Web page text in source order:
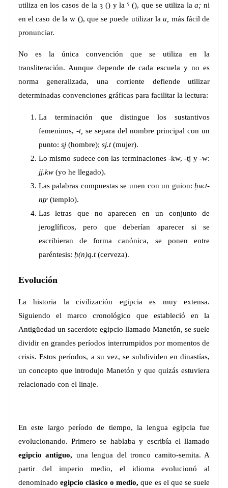
utiliza en los casos de la ȝ () y la ˁ (), que se utiliza laa; ni
en el caso de la w (), que se puede utilizar la u, más fácil de
pronunciar.
No es la única convención que se utiliza en la
transliteración. Aunque depende de cada escuela y no es
norma generalizada, una corriente defiende utilizar
determinadas convenciones gráficas para facilitar la lectura:
La terminación que distingue los sustantivos
femeninos, -t, se separa del nombre principal con un
punto: sj(hombre); sj.t(mujer).
Lo mismo sudece con las terminaciones -kw, -tj y -w:
jj.kw(yo he llegado).
Las palabras compuestas se unen con un guion:ḥw.t-
nṯr (templo).
Las letras que no aparecen en un conjunto de
jeroglíficos, pero que deberían aparecer si se
escribieran de forma canónica, se ponen entre
paréntesis: ḥ(n)q.t(cerveza).
Evolución
La historia la civilización egipcia es muy extensa.
Siguiendo el marco cronológico que estableció en la
Antigüedad un sacerdote egipcio llamado Manetón, se suele
dividir en grandes períodos interrumpidos por momentos de
crisis. Estos períodos, a su vez, se subdividen en dinastías,
un concepto que introdujo Manetón y que quizás estuviera
relacionado con el linaje.
En este largo período de tiempo, la lengua egipcia fue
evolucionando. Primero se hablaba y escribía el llamado
egipcio antiguo, una lengua del tronco camito-semita. A
partir del imperio medio, el idioma evolucionó al
denominado egipcio clásico o medio, que es el que se suele